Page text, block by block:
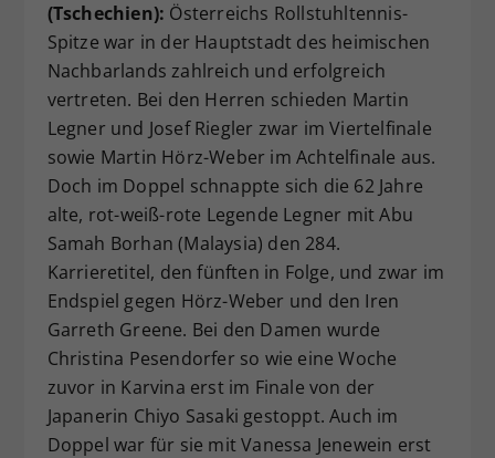
(Tschechien): Österreichs Rollstuhltennis-
Spitze war in der Hauptstadt des heimischen
Nachbarlands zahlreich und erfolgreich
vertreten. Bei den Herren schieden Martin
Legner und Josef Riegler zwar im Viertelfinale
sowie Martin Hörz-Weber im Achtelfinale aus.
Doch im Doppel schnappte sich die 62 Jahre
alte, rot-weiß-rote Legende Legner mit Abu
Samah Borhan (Malaysia) den 284.
Karrieretitel, den fünften in Folge, und zwar im
Endspiel gegen Hörz-Weber und den Iren
Garreth Greene. Bei den Damen wurde
Christina Pesendorfer so wie eine Woche
zuvor in Karvina erst im Finale von der
Japanerin Chiyo Sasaki gestoppt. Auch im
Doppel war für sie mit Vanessa Jenewein erst